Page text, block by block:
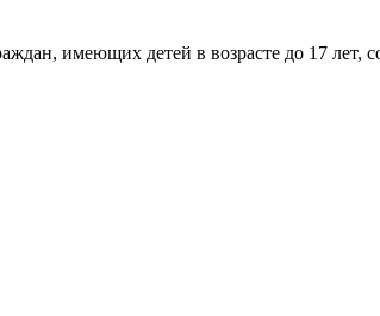
имеющих детей в возрасте до 17 лет,